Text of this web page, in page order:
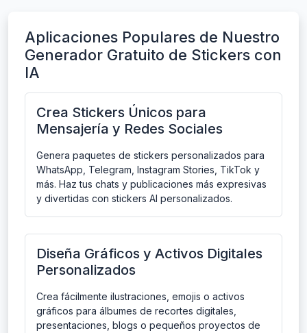
Aplicaciones Populares de Nuestro
Generador Gratuito de Stickers con
IA
Crea Stickers Únicos para
Mensajería y Redes Sociales
Genera paquetes de stickers personalizados para
WhatsApp, Telegram, Instagram Stories, TikTok y
más. Haz tus chats y publicaciones más expresivas
y divertidas con stickers AI personalizados.
Diseña Gráficos y Activos Digitales
Personalizados
Crea fácilmente ilustraciones, emojis o activos
gráficos para álbumes de recortes digitales,
presentaciones, blogs o pequeños proyectos de